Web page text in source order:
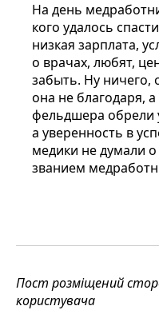
На день
кого удалось
низкая зарплата,
о врачах, любят,
забыть. Ну ничего,
она не благодаря,
фельдшера обрели
а уверенность в
медики не думали
званием
Пост розміщений
користувача